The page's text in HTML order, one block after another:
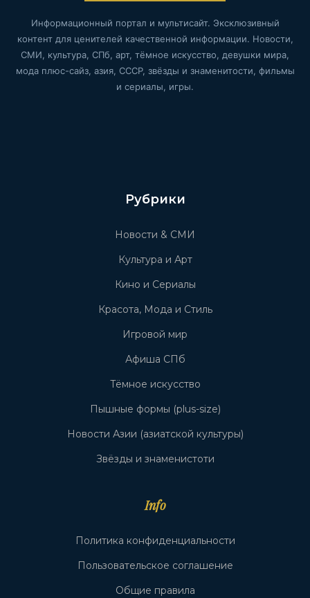
Информационный портал и мультисайт. Эксклюзивный
контент для ценителей качественной информации. Новости,
СМИ, культура, СПб, арт, тёмное искусство, девушки мира,
мода плюс-сайз, азия, СССР, звёзды и знаменитости, фильмы
и сериалы, игры.
Рубрики
Новости & СМИ
Культура и Арт
Кино и Сериалы
Красота, Мода и Стиль
Игровой мир
Афиша СПб
Тёмное искусство
Пышные формы (plus-size)
Новости Азии (азиатской культуры)
Звёзды и знаменистоти
Info
Политика конфиденциальности
Пользовательское соглашение
Общие правила